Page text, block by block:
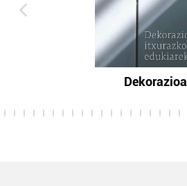
Dekorazioa